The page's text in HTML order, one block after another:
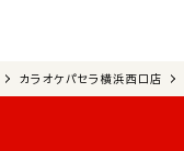
カラオケパセラ横浜西口店